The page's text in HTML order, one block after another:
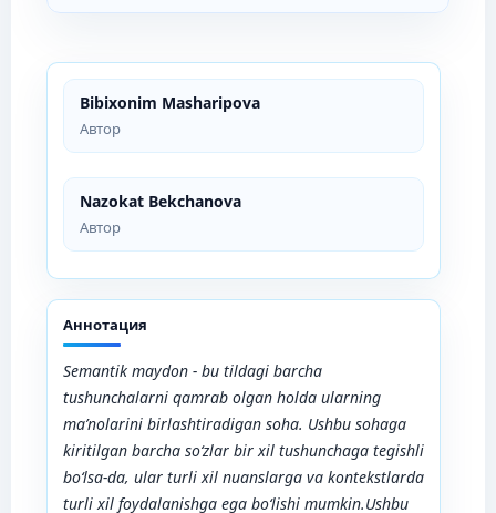
Bibixonim Masharipova
Автор
Nazokat Bekchanova
Автор
Аннотация
Semantik maydon - bu tildagi barcha
tushunchalarni qamrab olgan holda ularning
ma’nolarini birlashtiradigan soha. Ushbu sohaga
kiritilgan barcha so‘zlar bir xil tushunchaga tegishli
bo‘lsa-da, ular turli xil nuanslarga va kontekstlarda
turli xil foydalanishga ega bo‘lishi mumkin.Ushbu